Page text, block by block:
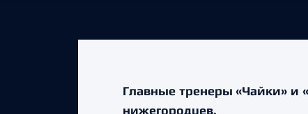
Главные тренеры «Чайки» и
нижегородцев.